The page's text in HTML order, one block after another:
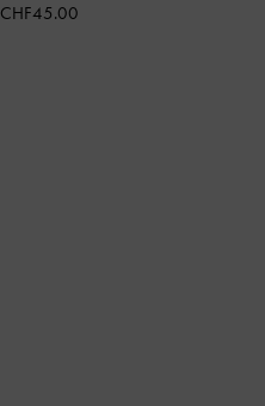
CHF45.00